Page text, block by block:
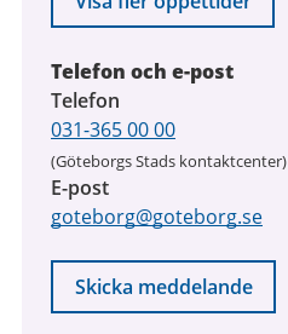
2026
Telefon och e-post
Telefon
031-365 00 00
(Göteborgs Stads kontaktcenter)
E-post
goteborg@goteborg.se
Skicka meddelande